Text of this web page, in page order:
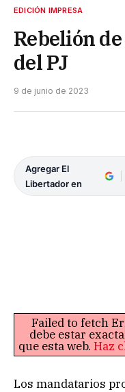
EDICIÓN IMPRESA
Rebelión
del PJ
9 de junio de 2023
Agregar El
Libertador en
Failed to fetch
debe estar
que esta web. Haz
Los mandatarios